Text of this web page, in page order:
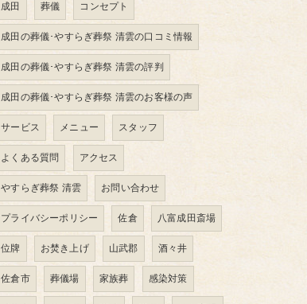
成田 葬儀 コンセプト
成田の葬儀･やすらぎ葬祭 清雲の口コミ情報
成田の葬儀･やすらぎ葬祭 清雲の評判
成田の葬儀･やすらぎ葬祭 清雲のお客様の声
サービス メニュー スタッフ
よくある質問 アクセス
やすらぎ葬祭 清雲 お問い合わせ
プライバシーポリシー 佐倉 八富成田斎場
位牌 お焚き上げ 山武郡 酒々井
佐倉市 葬儀場 家族葬 感染対策